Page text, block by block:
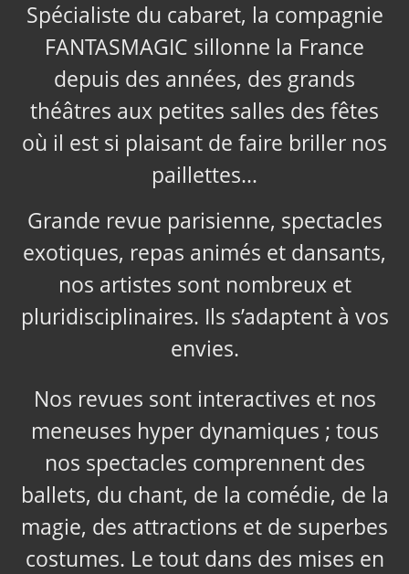
Spécialiste du cabaret, la compagnie
FANTASMAGIC sillonne la France
depuis des années, des grands
théâtres aux petites salles des fêtes
où il est si plaisant de faire briller nos
paillettes…
Grande revue parisienne, spectacles
exotiques, repas animés et dansants,
nos artistes sont nombreux et
pluridisciplinaires. Ils s’adaptent à vos
envies.
Nos revues sont interactives et nos
meneuses hyper dynamiques ; tous
nos spectacles comprennent des
ballets, du chant, de la comédie, de la
magie, des attractions et de superbes
costumes. Le tout dans des mises en